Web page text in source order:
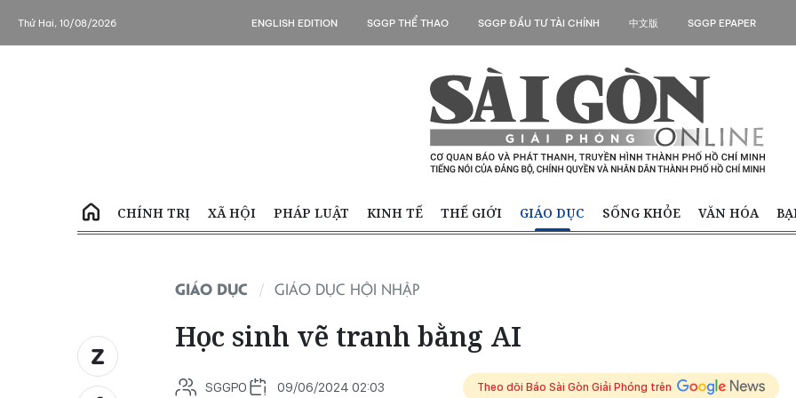
Thứ Hai, 10/08/2026 ENGLISH EDITION SGGP THỂ THAO SGGP ĐẦU TƯ TÀI CHÍNH 中文版 SGGP EPAPER
CHÍNH TRỊ XÃ HỘI PHÁP LUẬT KINH TẾ THẾ GIỚI GIÁO DỤC SỐNG KHỎE VĂN HÓA
GIÁO DỤC GIÁO DỤC HỘI NHẬP
Học sinh vẽ tranh bằng AI
SGGPO 09/06/2024 02:03 Theo dõi Báo Sài Gòn Giải Phóng trên